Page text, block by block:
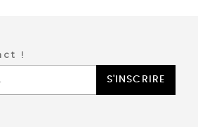
!
S'INSCRIRE